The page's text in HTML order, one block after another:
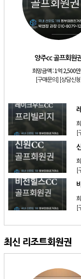
[리조트] 소노호텔앤리조트 로얄
[리조트]소노호텔앤리조트 스위
양주cc 골프회원권
더시에나서울cc 회원권
[골프]신원CC 골프회원권
양주cc 골프회원권
희망금액 :1억 2,500
[구매문의] [상담신청]
[
[
[
최신 리조트회원권